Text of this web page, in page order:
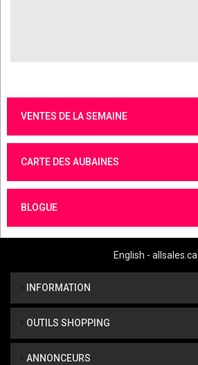
VENTES DE LA SEMAINE
CARTE DES AUBAINES
BLOGUE
English - allsales.ca
INFORMATION
OUTILS SHOPPING
ANNONCEURS